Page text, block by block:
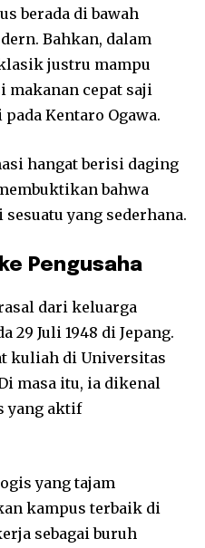
berada di bawah
Bahkan, dalam
justru mampu
cepat saji
Kentaro Ogawa.
hangat berisi daging
bahwa
yang sederhana.
Pengusaha
dari keluarga
29 Juli 1948 di Jepang.
kuliah di Universitas
masa itu, ia dikenal
yang aktif
yang tajam
kampus terbaik di
sebagai buruh